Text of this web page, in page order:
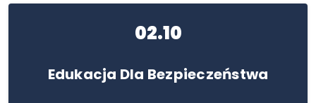
02.10
Edukacja Dla Bezpieczeństwa